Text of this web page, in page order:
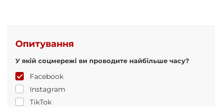
Опитування
У якій соцмережі ви проводите найбільше часу?
Facebook
Instagram
TikTok